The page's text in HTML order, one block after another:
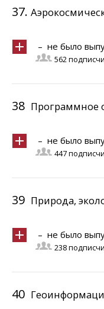
37.
– не было
562
38 Программное
– не было
447
39 Природа,
– не было
238
40